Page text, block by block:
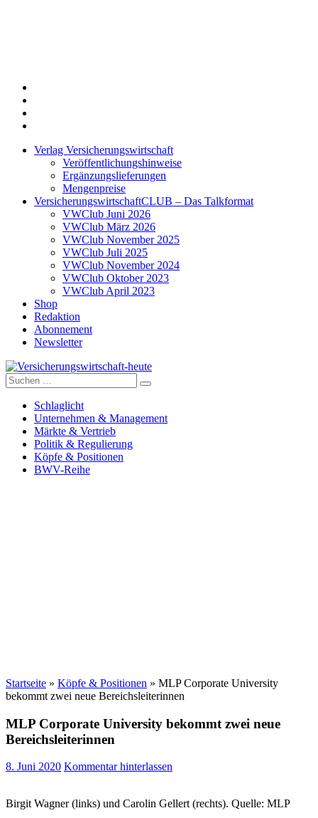
Verlag Versicherungswirtschaft
Veröffentlichungshinweise
Ergänzungslieferungen
Mengenpreise
VersicherungswirtschaftCLUB – Das Talkformat
VWClub Juni 2026
VWClub März 2026
VWClub November 2025
VWClub Juli 2025
VWClub November 2024
VWClub Oktober 2023
VWClub April 2023
Shop
Redaktion
Abonnement
Newsletter
Versicherungswirtschaft-heute
Suche
nach:
Schlaglicht
Unternehmen & Management
Märkte & Vertrieb
Politik & Regulierung
Köpfe & Positionen
BWV-Reihe
Startseite » Köpfe & Positionen » MLP Corporate University
bekommt zwei neue Bereichsleiterinnen
MLP Corporate University bekommt zwei neue
Bereichsleiterinnen
8. Juni 2020 Kommentar hinterlassen
Birgit Wagner (links) und Carolin Gellert (rechts). Quelle: MLP